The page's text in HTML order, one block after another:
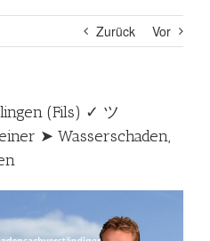
Zurück Vor
(Fils) ✓ ツ
➤ Wasserschaden,